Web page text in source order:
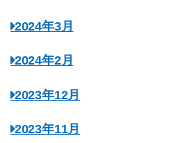
2024年3月
2024年2月
2023年12月
2023年11月